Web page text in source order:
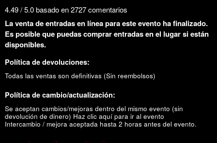
4.49 / 5.0 basado en 2727 comentarios
La venta de entradas en línea para este evento ha finalizado.
Es posible que puedas comprar entradas en el lugar si están
disponibles.
Política de devoluciones:
Todas las ventas son definitivas (Sin reembolsos)
Política de cambio/actualización:
Se aceptan cambios/mejoras dentro del mismo evento (sin
devolución de dinero) Haz clic aquí para ir al evento
Intercambio / mejora aceptada hasta 2 horas antes del evento.